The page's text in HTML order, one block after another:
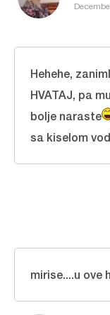
Hehehe,
HVATAJ, pa
bolje naraste
sa kiselom
mirise....u ove